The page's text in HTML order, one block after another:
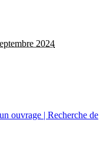
2024
ouvrage | Recherche de